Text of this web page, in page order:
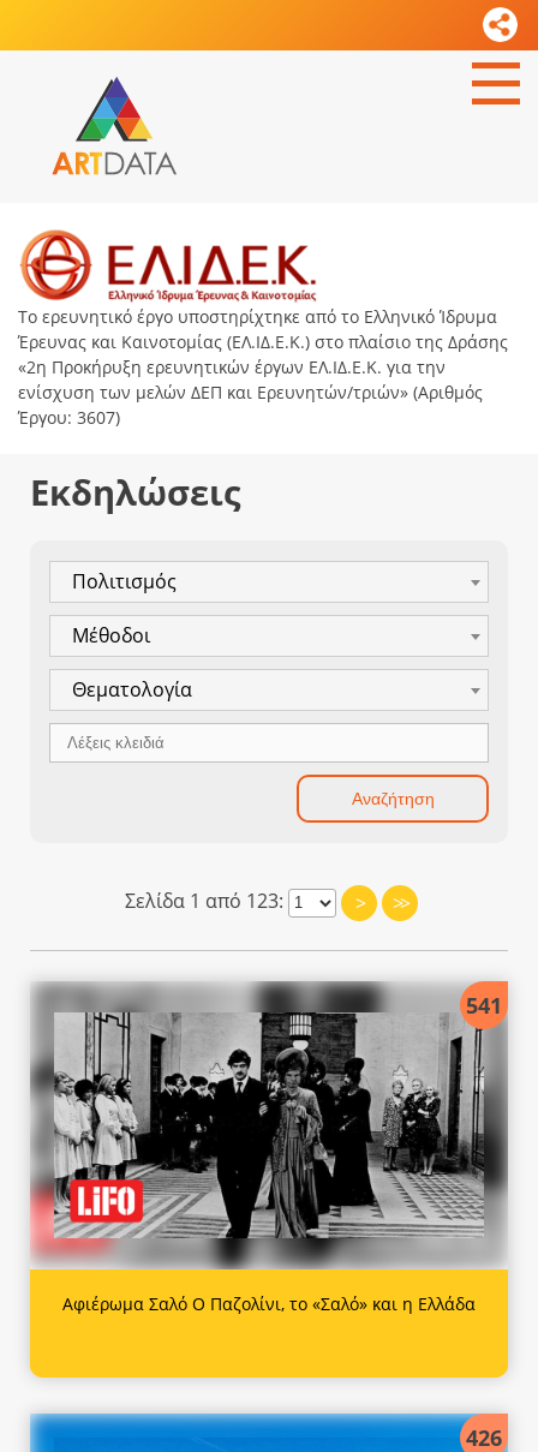
Το ερευνητικό έργο υποστηρίχτηκε από το Ελληνικό Ίδρυμα
Έρευνας και Καινοτομίας (ΕΛ.ΙΔ.Ε.Κ.) στο πλαίσιο της Δράσης
«2η Προκήρυξη ερευνητικών έργων ΕΛ.ΙΔ.Ε.Κ. για την
ενίσχυση των μελών ΔΕΠ και Ερευνητών/τριών» (Αριθμός
Έργου: 3607)
Εκδηλώσεις
Πολιτισμός
Μέθοδοι
Θεματολογία
Σελίδα 1 από 123: > >>
541
Αφιέρωμα Σαλό Ο Παζολίνι, το «Σαλό» και η Ελλάδα
426